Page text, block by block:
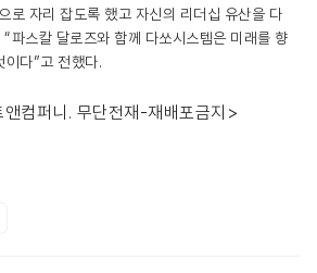
로 자리 잡도록 했고 자신의 리더십 유산을 다
파스칼 달로즈와 함께 다쏘시스템은 미래를 향
이다”고 전했다.
컴퍼니. 무단전재-재배포금지>